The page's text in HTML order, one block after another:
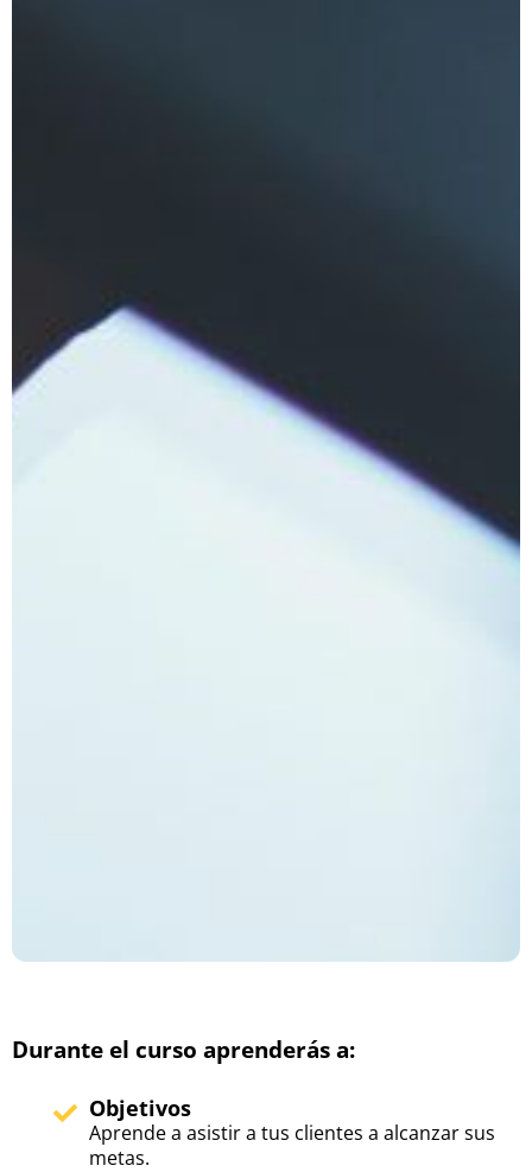
Durante el curso aprenderás a:
Objetivos
Aprende a asistir a tus clientes a alcanzar sus
metas.